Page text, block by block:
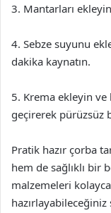
3. Mantarları
4. Sebze suyunu
dakika kaynatın.
5. Krema ekleyin
geçirerek pürüzsüz
Pratik hazır çorba
hem de sağlıklı bir
malzemeleri
hazırlayabileceğiniz